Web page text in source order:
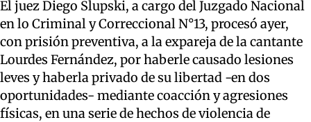
El juez Diego Slupski, a cargo del Juzgado Nacional
en lo Criminal y Correccional N°13, procesó ayer,
con prisión preventiva, a la expareja de la cantante
Lourdes Fernández, por haberle causado lesiones
leves y haberla privado de su libertad -en dos
oportunidades- mediante coacción y agresiones
físicas, en una serie de hechos de violencia de